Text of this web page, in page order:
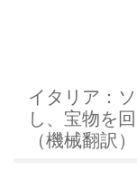
イタリア：
し、宝物を
（機械翻訳）